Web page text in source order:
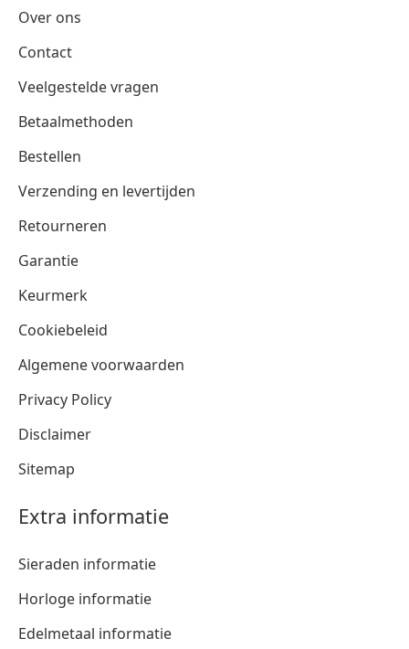
Over ons
Contact
Veelgestelde vragen
Betaalmethoden
Bestellen
Verzending en levertijden
Retourneren
Garantie
Keurmerk
Cookiebeleid
Algemene voorwaarden
Privacy Policy
Disclaimer
Sitemap
Extra informatie
Sieraden informatie
Horloge informatie
Edelmetaal informatie